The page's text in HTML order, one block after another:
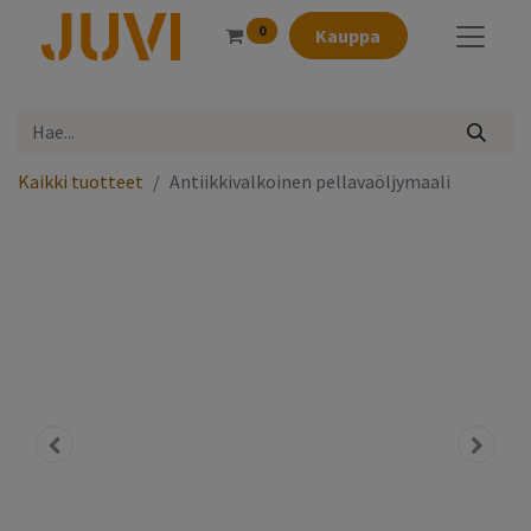
0 Kauppa
Kaikki tuotteet Antiikkivalkoinen pellavaöljymaali